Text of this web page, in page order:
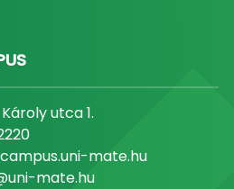
utca 1.
mate.hu
mate.hu